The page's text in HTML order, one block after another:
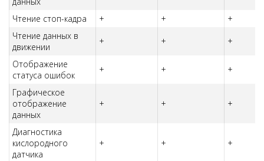
Чтение стоп-кадра + +
+
Чтение данных в
движении
+ + +
Отображение
статуса ошибок
+ + +
Графическое
отображение
данных
+ + +
Диагностика
кислородного
датчика
+ + +